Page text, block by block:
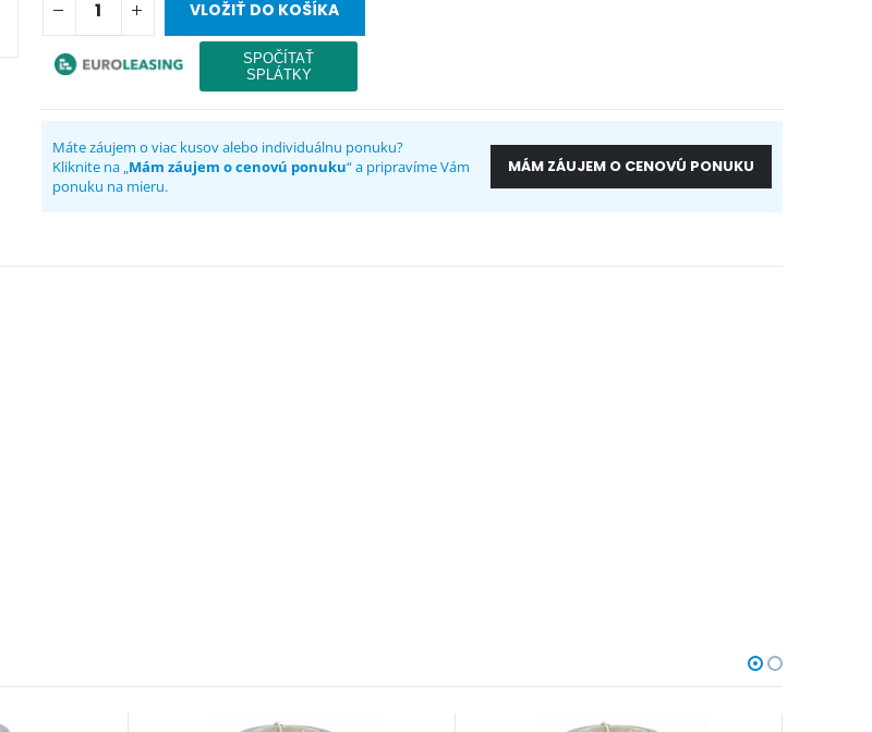
VLOŽIŤ DO KOŠÍKA
Máte záujem o viac kusov alebo individuálnu ponuku?
Kliknite na „Mám záujem o cenovú ponuku“ a pripravíme Vám
ponuku na mieru.
MÁM ZÁUJEM O CENOVÚ PONUKU